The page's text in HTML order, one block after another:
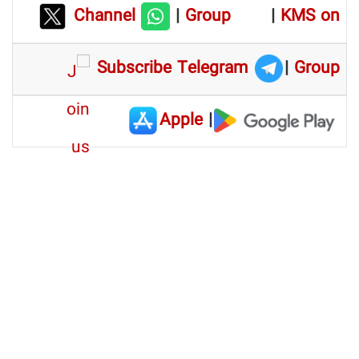
Channel |Group | KMS on
Subscribe Telegram
| Group
|
Apple